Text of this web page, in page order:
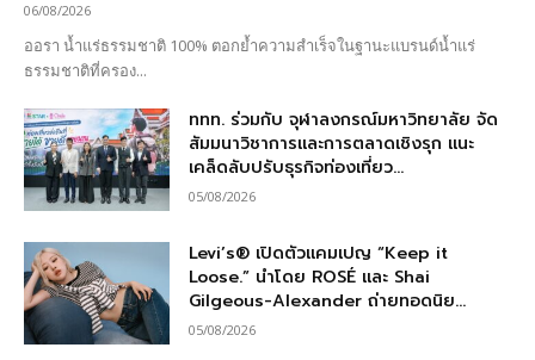
06/08/2026
ออรา น้ำแร่ธรรมชาติ 100% ตอกย้ำความสำเร็จในฐานะแบรนด์น้ำแร่
ธรรมชาติที่ครอง...
ททท. ร่วมกับ จุฬาลงกรณ์มหาวิทยาลัย จัด
สัมมนาวิชาการและการตลาดเชิงรุก แนะ
เคล็ดลับปรับธุรกิจท่องเที่ยว...
05/08/2026
Levi’s® เปิดตัวแคมเปญ “Keep it
Loose.” นำโดย ROSÉ และ Shai
Gilgeous-Alexander ถ่ายทอดนิย...
05/08/2026